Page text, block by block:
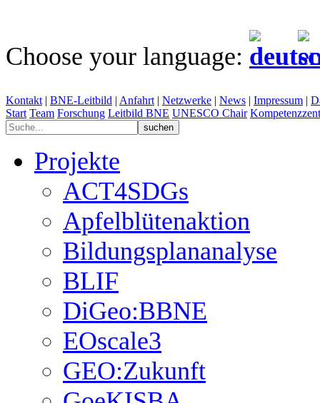
Choose your language:
Kontakt | BNE-Leitbild | Anfahrt | Netzwerke | News | Impressum |
Start Team Forschung Leitbild BNE UNESCO Chair
Projekte
ACT4SDGs
Apfelblütenaktion
Bildungsplananalyse
BLIF
DiGeo:BBNE
EOscale3
GEO:Zukunft